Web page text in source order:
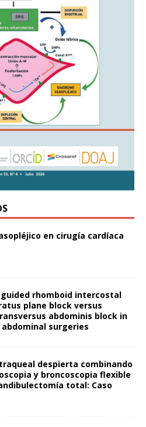
en cirugía cardíaca
rhomboid intercostal
plane block versus
abdominis block in
surgeries
despierta combinando
y broncoscopia flexible
total: Caso